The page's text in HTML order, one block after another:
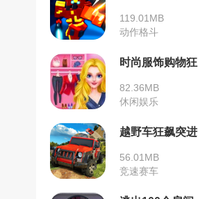
119.01MB
动作格斗
时尚服饰购物狂
82.36MB
休闲娱乐
越野车狂飙突进
56.01MB
竞速赛车